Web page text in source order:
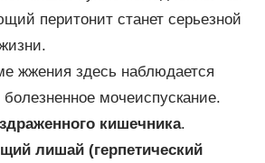
перитонит станет серьезной
жжения здесь наблюдается
мочеиспускание.
кишечника.
лишай (герпетический